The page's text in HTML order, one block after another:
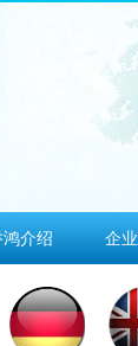
介绍 企